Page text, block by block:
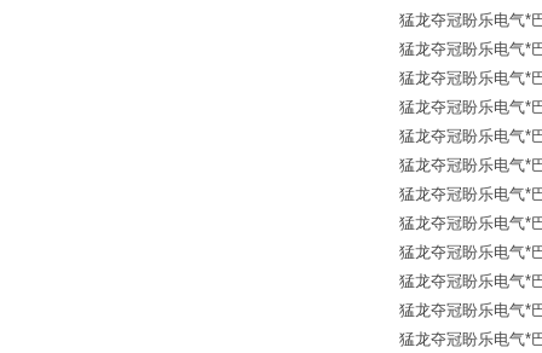
猛龙夺冠盼乐电气*
猛龙夺冠盼乐电气*
猛龙夺冠盼乐电气*
猛龙夺冠盼乐电气*
猛龙夺冠盼乐电气*
猛龙夺冠盼乐电气*
猛龙夺冠盼乐电气*
猛龙夺冠盼乐电气*
猛龙夺冠盼乐电气*
猛龙夺冠盼乐电气*
猛龙夺冠盼乐电气*
猛龙夺冠盼乐电气*